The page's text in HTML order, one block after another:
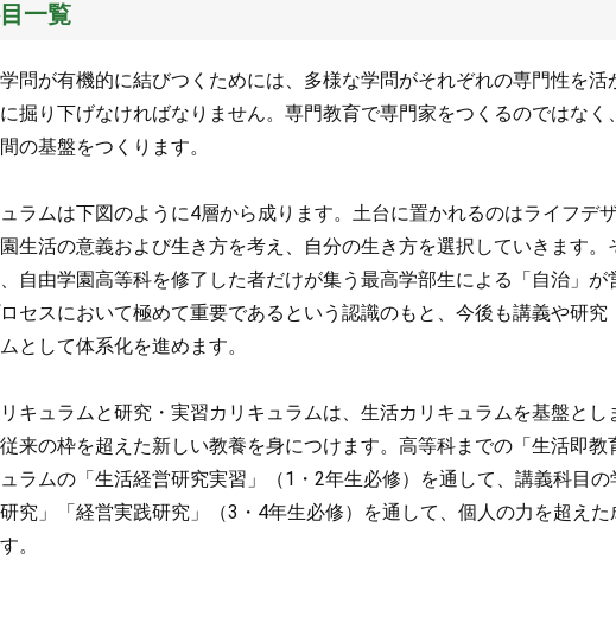
一覧
問が有機的に結びつくためには、多様な学問がそれぞれの専門性を活
掘り下げなければなりません。専門教育で専門家をつくるのではな
の基盤をつくります。
ラムは下図のように4層から成ります。土台に置かれるのはライフデ
生活の意義および生き方を考え、自分の生き方を選択していきます
自由学園高等科を修了した者だけが集う最高学部生による「自治」
セスにおいて極めて重要であるという認識のもと、今後も講義や研究
として体系化を進めます。
キュラムと研究・実習カリキュラムは、生活カリキュラムを基盤と
来の枠を超えた新しい教養を身につけます。高等科までの「生活即
ラムの「生活経営研究実習」（1・2年生必修）を通して、講義科目
究」「経営実践研究」（3・4年生必修）を通して、個人の力を超え
。